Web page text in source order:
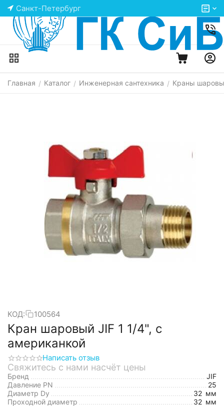
Санкт-Петербург
Главная / Каталог / Инженерная сантехника / Краны
КОД: 100564
Кран шаровый JIF 1 1/4", с
американкой
Написать отзыв
Свяжитесь с нами насчёт цены
Бренд
JIF
Давление PN
25
Диаметр Dy
32 мм
Проходной диаметр
32 мм